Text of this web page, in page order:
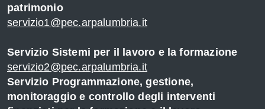
patrimonio
servizio1@pec.arpalumbria.it
Servizio Sistemi per il lavoro e la formazione
servizio2@pec.arpalumbria.it
Servizio Programmazione, gestione,
monitoraggio e controllo degli interventi